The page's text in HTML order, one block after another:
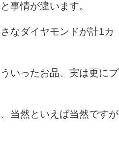
事情が違います。
なダイヤモンドが計1カ
いったお品、実は更にプ
当然といえば当然ですが